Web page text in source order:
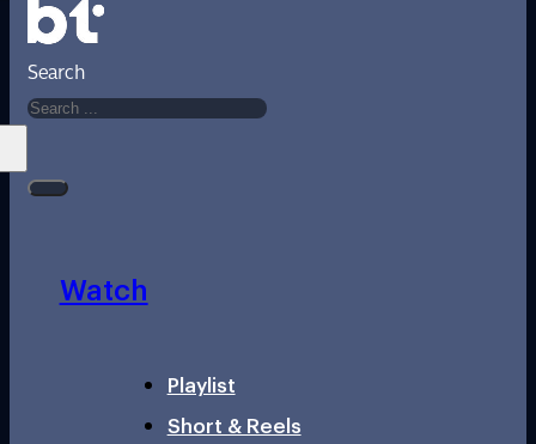
Search
Watch
Playlist
Short & Reels